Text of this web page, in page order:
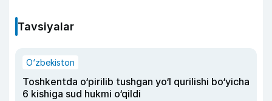
Tavsiyalar
O‘zbekiston
Toshkentda o‘pirilib tushgan yo‘l qurilishi bo‘yicha
6 kishiga sud hukmi o‘qildi